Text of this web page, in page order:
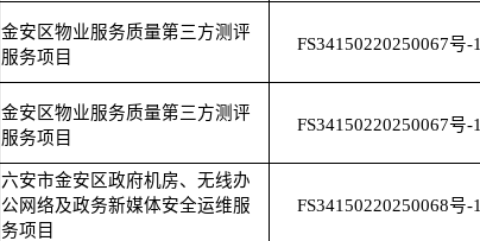
金安区物业服务质量第三方测评
服务项目
FS34150220250067号-1
金安区物业服务质量第三方测评
服务项目
FS34150220250067号-1
六安市金安区政府机房、无线办
公网络及政务新媒体安全运维服
务项目
FS34150220250068号-1